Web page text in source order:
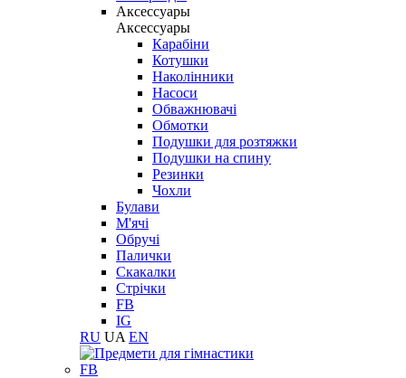
Аксессуары
Аксессуары
Карабіни
Котушки
Наколінники
Насоси
Обважнювачі
Обмотки
Подушки для розтяжки
Подушки на спину
Резинки
Чохли
Булави
М'ячі
Обручі
Палички
Скакалки
Стрічки
FB
IG
RU UA EN
FB